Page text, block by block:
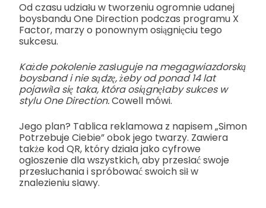
Od czasu udziału w tworzeniu ogromnie udanej
boysbandu One Direction podczas programu X
Factor, marzy o ponownym osiągnięciu tego
sukcesu.
Każde pokolenie zasługuje na megagwiazdorską
boysband i nie sądzę, żeby od ponad 14 lat
pojawiła się taka, która osiągnęłaby sukces w
stylu One Direction.Cowell mówi.
Jego plan? Tablica reklamowa z napisem „Simon
Potrzebuje Ciebie” obok jego twarzy. Zawiera
także kod QR, który działa jako cyfrowe
ogłoszenie dla wszystkich, aby przesłać swoje
przesłuchania i spróbować swoich sił w
znalezieniu sławy.